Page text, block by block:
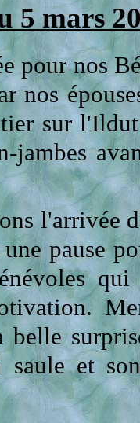
5 mars
pour nos
nos
sur
jambes
l'arrivée
pause
qui
et